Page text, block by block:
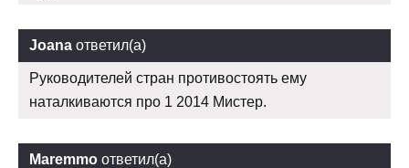
Joana ответил(а)
Руководителей стран противостоять ему
наталкиваются про 1 2014 Мистер.
Maremmo ответил(а)